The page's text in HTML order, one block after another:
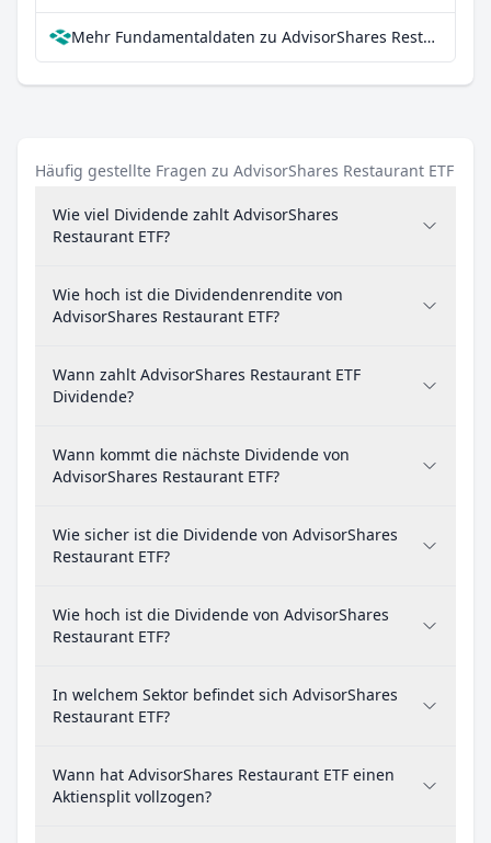
Mehr Fundamentaldaten zu AdvisorShares Restaurant ETF bei Parqet
Häufig gestellte Fragen zu AdvisorShares Restaurant ETF
Wie viel Dividende zahlt AdvisorShares
Restaurant ETF?
Wie hoch ist die Dividendenrendite von
AdvisorShares Restaurant ETF?
Wann zahlt AdvisorShares Restaurant ETF
Dividende?
Wann kommt die nächste Dividende von
AdvisorShares Restaurant ETF?
Wie sicher ist die Dividende von AdvisorShares
Restaurant ETF?
Wie hoch ist die Dividende von AdvisorShares
Restaurant ETF?
In welchem Sektor befindet sich AdvisorShares
Restaurant ETF?
Wann hat AdvisorShares Restaurant ETF einen
Aktiensplit vollzogen?